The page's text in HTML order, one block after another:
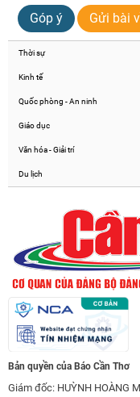
Góp ý
Gửi bài
Thời sự
Kinh tế
Quốc phòng - An ninh
Giáo dục
Văn hóa - Giải trí
Du lịch
Bản quyền của Báo Cần Thơ
Giám đốc: HUỲNH HOÀNG